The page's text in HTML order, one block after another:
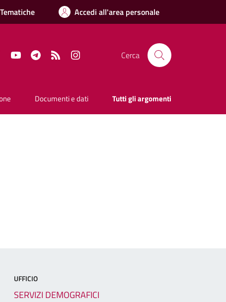
Accedi all'area personale
FacebookYouTube TelegramRSS Cerca
Documenti e dati Tutti gli argomenti
UFFICIO
SERVIZI DEMOGRAFICI